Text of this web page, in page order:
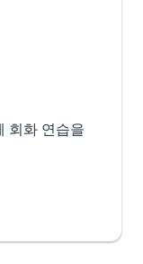
회화 연습을